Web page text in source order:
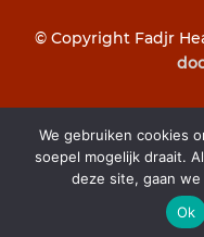
© Copyright Fadjr
We gebruiken cookies
soepel mogelijk draait.
deze site, gaan
Ok